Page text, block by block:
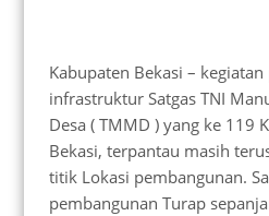
Kabupaten Bekasi –
infrastruktur Satgas TNI
Desa ( TMMD ) yang ke 119
Bekasi, terpantau masih
titik Lokasi pembangunan.
pembangunan Turap